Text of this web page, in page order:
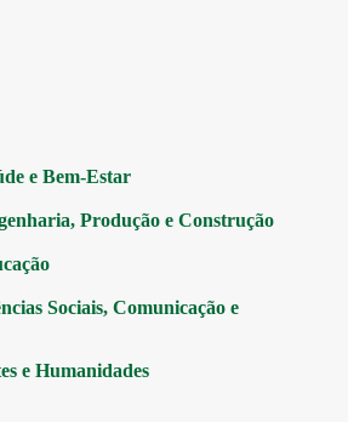
e Bem-Estar
Produção e Construção
Sociais, Comunicação e
e Humanidades